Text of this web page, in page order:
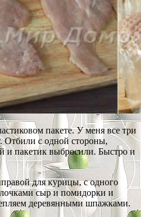
пакете. У меня все три
Отбили с одной стороны,
и пакетик выбросили. Быстро и
для курицы, с одного
сыр и помидорки и
деревянными шпажками.